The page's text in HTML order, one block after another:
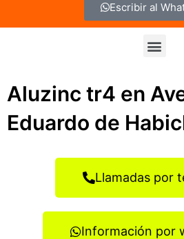
Escribir al
Aluzinc tr4 en
Eduardo de
Llamadas por
Información por